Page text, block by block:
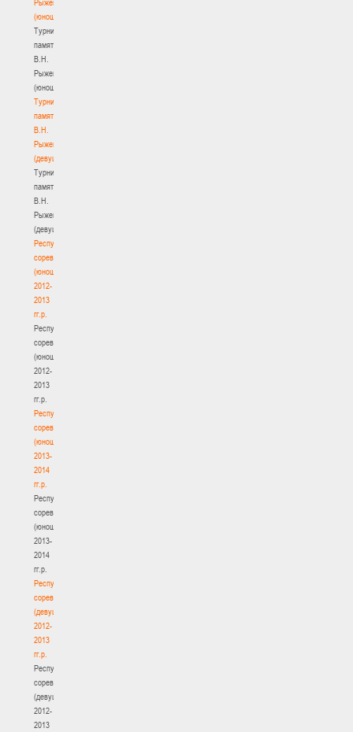
Рыженкова
(юноши)
Турнир
памяти
В.Н.
Рыженкова
(юноши)
Турнир
памяти
В.Н.
Рыженкова
(девушки)
Турнир
памяти
В.Н.
Рыженкова
(девушки)
Республиканские
соревнования
(юноши)
2012-
2013
гг.р.
Республиканские
соревнования
(юноши)
2012-
2013
гг.р.
Республиканские
соревнования
(юноши)
2013-
2014
гг.р.
Республиканские
соревнования
(юноши)
2013-
2014
гг.р.
Республиканские
соревнования
(девушки)
2012-
2013
гг.р.
Республиканские
соревнования
(девушки)
2012-
2013